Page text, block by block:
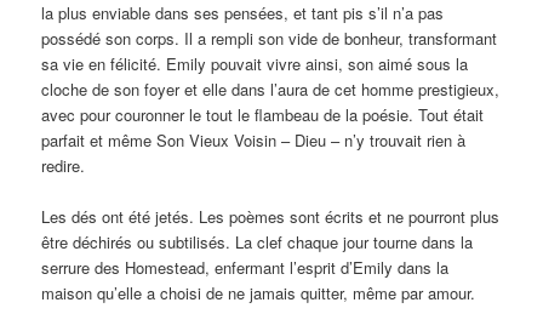
la plus enviable dans ses pensées, et tant pis s’il n’a pas
possédé son corps. Il a rempli son vide de bonheur, transformant
sa vie en félicité. Emily pouvait vivre ainsi, son aimé sous la
cloche de son foyer et elle dans l’aura de cet homme prestigieux,
avec pour couronner le tout le flambeau de la poésie. Tout était
parfait et même Son Vieux Voisin – Dieu – n’y trouvait rien à
redire.
Les dés ont été jetés. Les poèmes sont écrits et ne pourront plus
être déchirés ou subtilisés. La clef chaque jour tourne dans la
serrure des Homestead, enfermant l’esprit d’Emily dans la
maison qu’elle a choisi de ne jamais quitter, même par amour.